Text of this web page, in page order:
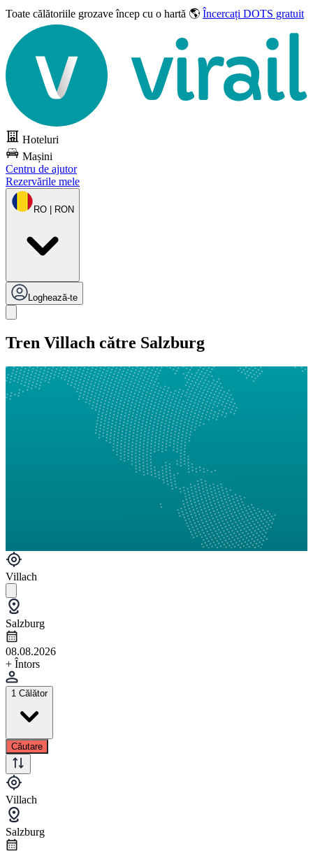
Toate călătoriile grozaveîncep cu o hartă 🌎 Încercați DOTS gratuit
Hoteluri
Mașini
Centru de ajutor
Rezervările mele
RO | RON
Loghează-te
Tren Villach către Salzburg
Villach
Salzburg
08.08.2026
+ Întors
1 Călător
Căutare
Villach
Salzburg